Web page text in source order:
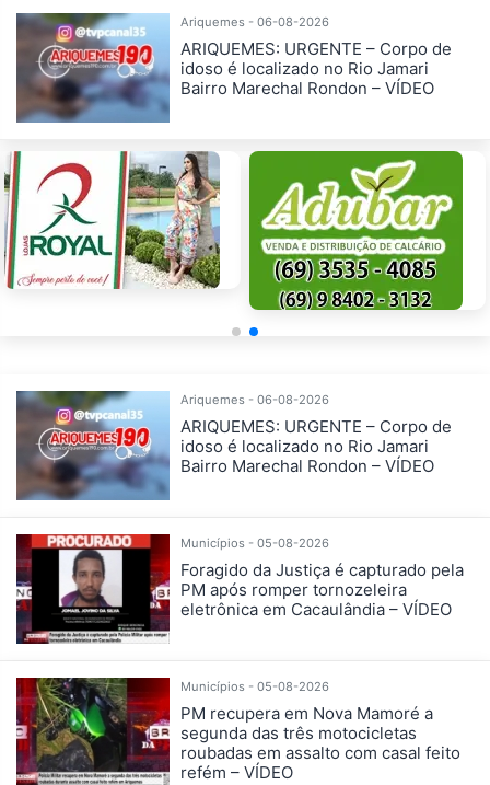
Ariquemes - 06-08-2026
ARIQUEMES: URGENTE – Corpo de
idoso é localizado no Rio Jamari
Bairro Marechal Rondon – VÍDEO
Ariquemes - 06-08-2026
ARIQUEMES: URGENTE – Corpo de
idoso é localizado no Rio Jamari
Bairro Marechal Rondon – VÍDEO
Municípios - 05-08-2026
Foragido da Justiça é capturado pela
PM após romper tornozeleira
eletrônica em Cacaulândia – VÍDEO
Municípios - 05-08-2026
PM recupera em Nova Mamoré a
segunda das três motocicletas
roubadas em assalto com casal feito
refém – VÍDEO